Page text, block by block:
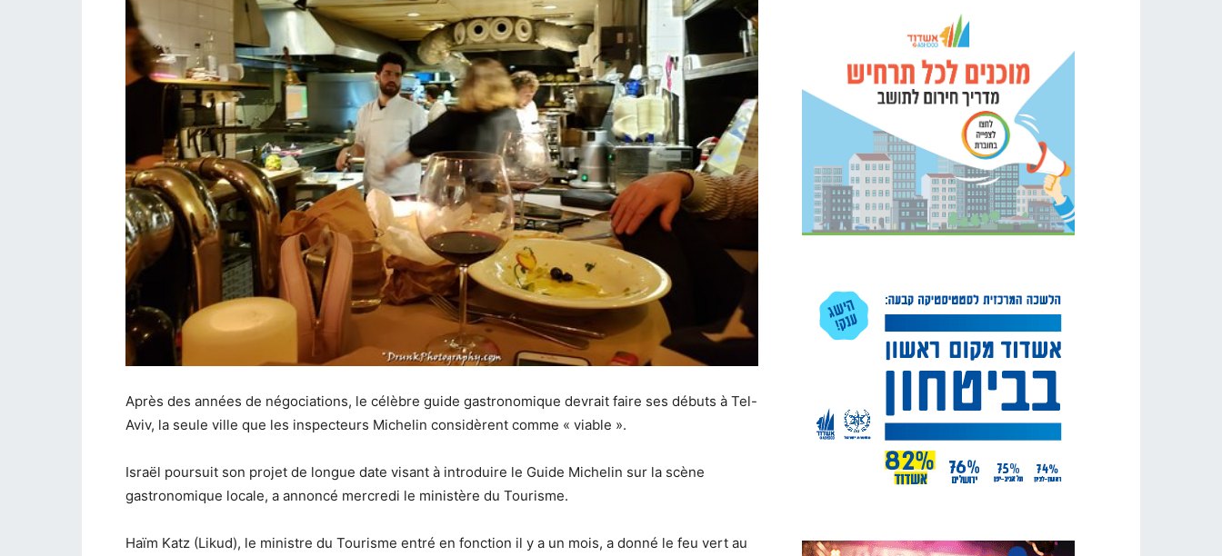
Après des années de négociations, le célèbre guide gastronomique devrait faire ses débuts à Tel-
Aviv, la seule ville que les inspecteurs Michelin considèrent comme « viable ».
Israël poursuit son projet de longue date visant à introduire le Guide Michelin sur la scène
gastronomique locale, a annoncé mercredi le ministère du Tourisme.
Haïm Katz (Likud), le ministre du Tourisme entré en fonction il y a un mois, a donné le feu vert au